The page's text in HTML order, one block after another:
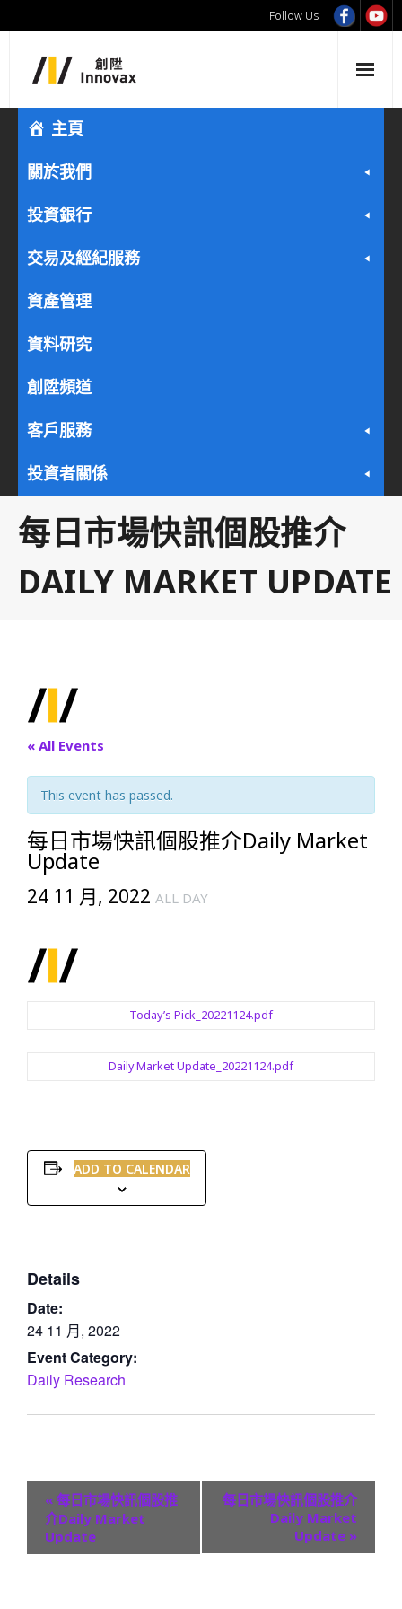
Follow Us
主頁
關於我們
投資銀行
交易及經紀服務
資產管理
資料研究
創陞頻道
客戶服務
投資者關係
每日市場快訊個股推介
DAILY MARKET UPDATE
« All Events
This event has passed.
每日市場快訊個股推介Daily Market
Update
24 11 月, 2022 ALL DAY
Today’s Pick_20221124.pdf
Daily Market Update_20221124.pdf
ADD TO CALENDAR
Details
Date:
24 11 月, 2022
Event Category:
Daily Research
« 每日市場快訊個股推
介Daily Market
Update
每日市場快訊個股推介
Daily Market
Update »